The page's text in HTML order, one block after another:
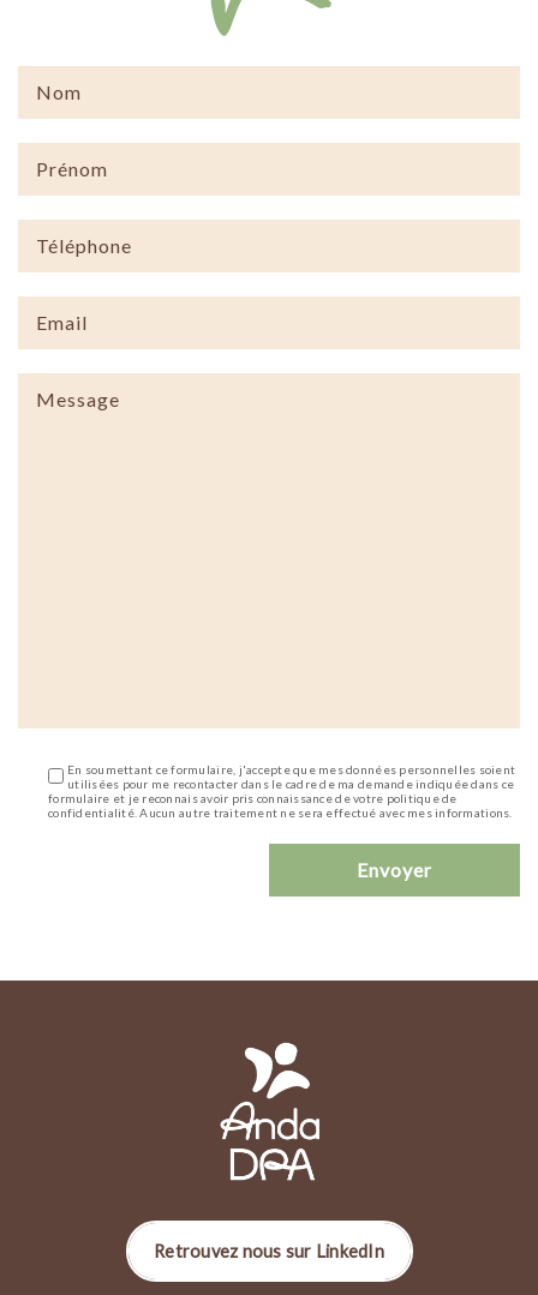
En soumettant ce formulaire, j'accepte que mes données personnelles soient
utilisées pour me recontacter dans le cadre de ma demande indiquée dans ce
formulaire et je reconnais avoir pris connaissance de votre politique de
confidentialité. Aucun autre traitement ne sera effectué avec mes informations.
Retrouvez nous sur LinkedIn